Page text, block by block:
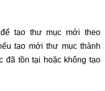
tạo thư mục mới theo
tạo mới thư mục thành
đã tồn tại hoặc không tạo